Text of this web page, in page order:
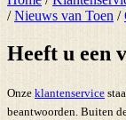
/Nieuws van Toen /
Heeft u een
Onze klantenservice
beantwoorden. Buiten